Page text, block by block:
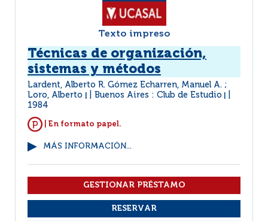
Texto impreso
Técnicas de organización,
sistemas y métodos
Lardent, Alberto R. Gómez Echarren, Manuel A. ;
Loro, Alberto
Buenos Aires : Club de Estudio
1984
| En formato papel.
MÁS INFORMACIÓN...